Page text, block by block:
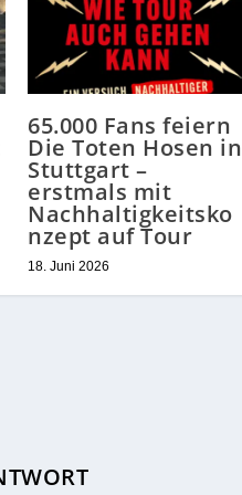
65.000 Fans feiern
Die Toten Hosen in
Stuttgart –
erstmals mit
Nachhaltigkeitsko
nzept auf Tour
18. Juni 2026